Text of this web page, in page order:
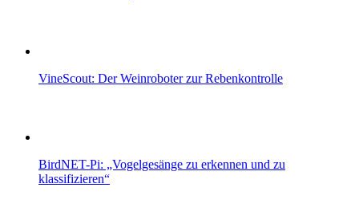
VineScout: Der Weinroboter zur Rebenkontrolle
BirdNET-Pi: „Vogelgesänge zu erkennen und zu
klassifizieren“